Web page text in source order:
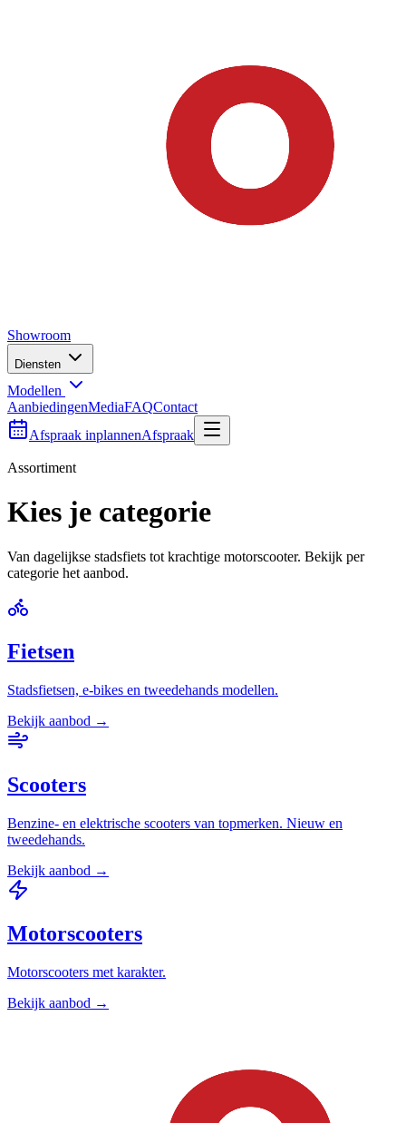
Showroom
Diensten
Modellen
AanbiedingenMediaFAQContact
Afspraak inplannenAfspraak
Assortiment
Kies je categorie
Van dagelijkse stadsfiets tot krachtige motorscooter. Bekijk per
categorie het aanbod.
Fietsen
Stadsfietsen, e-bikes en tweedehands modellen.
Bekijk aanbod →
Scooters
Benzine- en elektrische scooters van topmerken. Nieuw en
tweedehands.
Bekijk aanbod →
Motorscooters
Motorscooters met karakter.
Bekijk aanbod →